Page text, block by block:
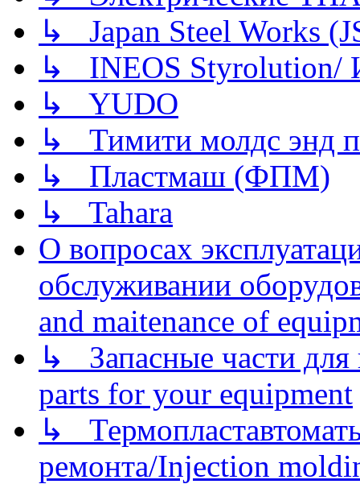
↳ Japan Steel Works
↳ INEOS
↳ YUDO
↳ Тимити молдс энд
↳ Пластмаш (ФПМ)
↳ Tahara
О вопросах
обслуживании
and maitenance of
↳ Запасные части для
parts for your equipment
↳
ремонта/Injection